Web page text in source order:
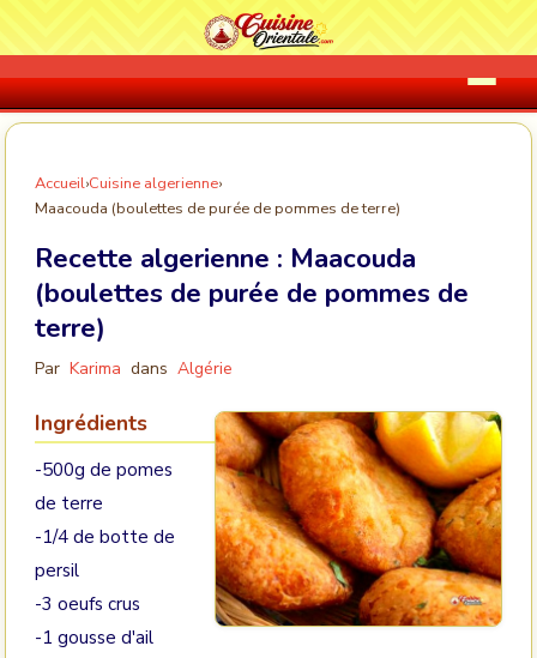
Accueil›Cuisine algerienne›
Maacouda (boulettes de purée de pommes de terre)
Recette algerienne : Maacouda
(boulettes de purée de pommes de
terre)
Par Karima dans Algérie
Ingrédients
-500g de pomes
de terre
-1/4 de botte de
persil
-3 oeufs crus
-1 gousse d'ail